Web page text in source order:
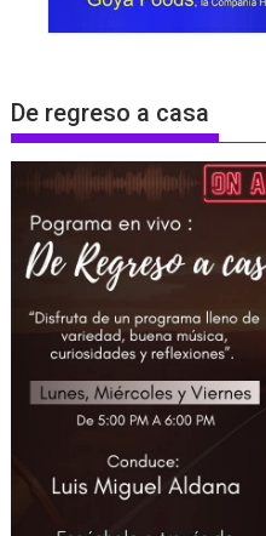
De regreso a casa